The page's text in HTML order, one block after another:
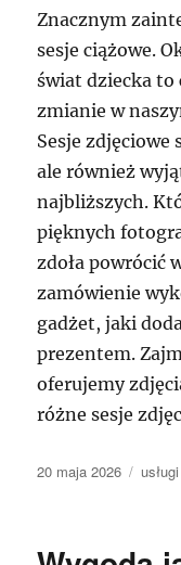
Znacznym
sesje ciążowe.
świat dziecka to
zmianie w
Sesje
ale również
najbliższych.
pięknych
zdoła powrócić
zamówienie
gadżet, jaki
prezentem.
oferujemy
różne sesje
Data
20 maja 2026 usługi